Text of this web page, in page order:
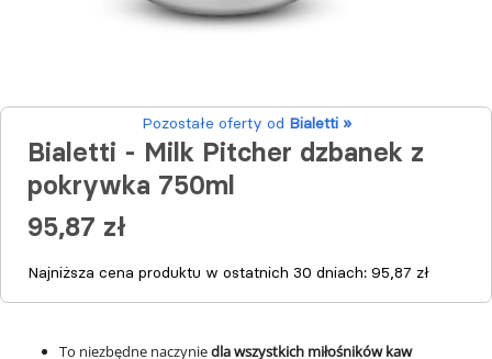
To niezbędne naczyniedla wszystkich miłośników kaw
Pozostałe oferty od Bialetti »
Bialetti - Milk Pitcher dzbanek z
pokrywka 750ml
95,87 zł
Najniższa cena produktu w ostatnich 30 dniach: 95,87 zł